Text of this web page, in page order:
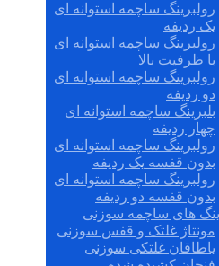
رولبرینگ ساچمه استوانه ای
یک ردیفه
رولبرینگ ساچمه استوانه ای
با ظرفیت بالا
رولبرینگ ساچمه استوانه ای
دو ردیفه
بلبرینگ ساچمه استوانه ای
چهار ردیفه
رولبرینگ ساچمه استوانه ای
بدون قفسه یک ردیفه
رولبرینگ ساچمه استوانه ای
بدون قفسه دو ردیفه
های ساچمه سوزنی
مونتاژ غلتک و قفس سوزنی
یاطاقان غلتکی سوزنی